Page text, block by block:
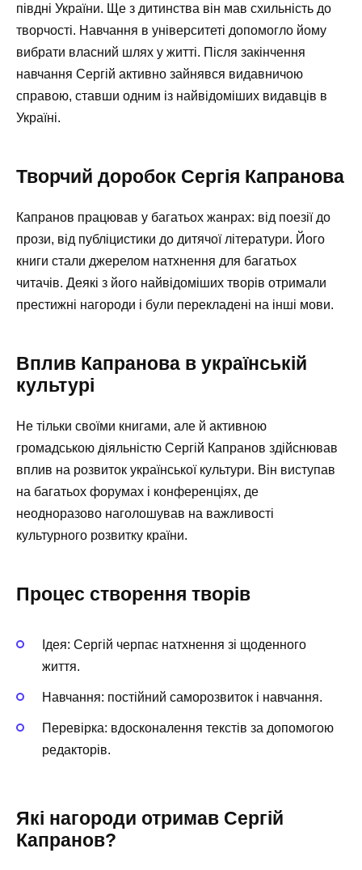
півдні України. Ще з дитинства він мав схильність до
творчості. Навчання в університеті допомогло йому
вибрати власний шлях у житті. Після закінчення
навчання Сергій активно зайнявся видавничою
справою, ставши одним із найвідоміших видавців в
Україні.
Творчий доробок Сергія Капранова
Капранов працював у багатьох жанрах: від поезії до
прози, від публіцистики до дитячої літератури. Його
книги стали джерелом натхнення для багатьох
читачів. Деякі з його найвідоміших творів отримали
престижні нагороди і були перекладені на інші мови.
Вплив Капранова в українській
культурі
Не тільки своїми книгами, але й активною
громадською діяльністю Сергій Капранов здійснював
вплив на розвиток української культури. Він виступав
на багатьох форумах і конференціях, де
неодноразово наголошував на важливості
культурного розвитку країни.
Процес створення творів
Ідея: Сергій черпає натхнення зі щоденного
життя.
Навчання: постійний саморозвиток і навчання.
Перевірка: вдосконалення текстів за допомогою
редакторів.
Які нагороди отримав Сергій
Капранов?